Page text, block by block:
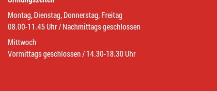
Montag, Dienstag, Donnerstag, Freitag
08.00-11.45 Uhr / Nachmittags geschlossen
Mittwoch
Vormittags geschlossen / 14.30-18.30 Uhr